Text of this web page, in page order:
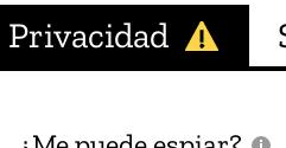
Privacidad